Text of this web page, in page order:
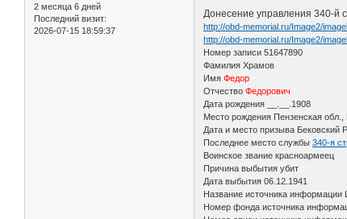
2 месяца 6 дней
Последний визит:
2026-07-15 18:59:37
Донесение управления 340-й
http://obd-memorial.ru/Image2/
http://obd-memorial.ru/Image2/
Номер записи 51647890
Фамилия Храмов
ИмяФедор
ОтчествоФедорович
Дата рождения __.__.1908
Место рождения Пензенская обл.,
Дата и место призыва Бековский
Последнее место службы340-я
Воинское звание красноармеец
Причина выбытия убит
Дата выбытия 06.12.1941
Название источника
Номер фонда источника